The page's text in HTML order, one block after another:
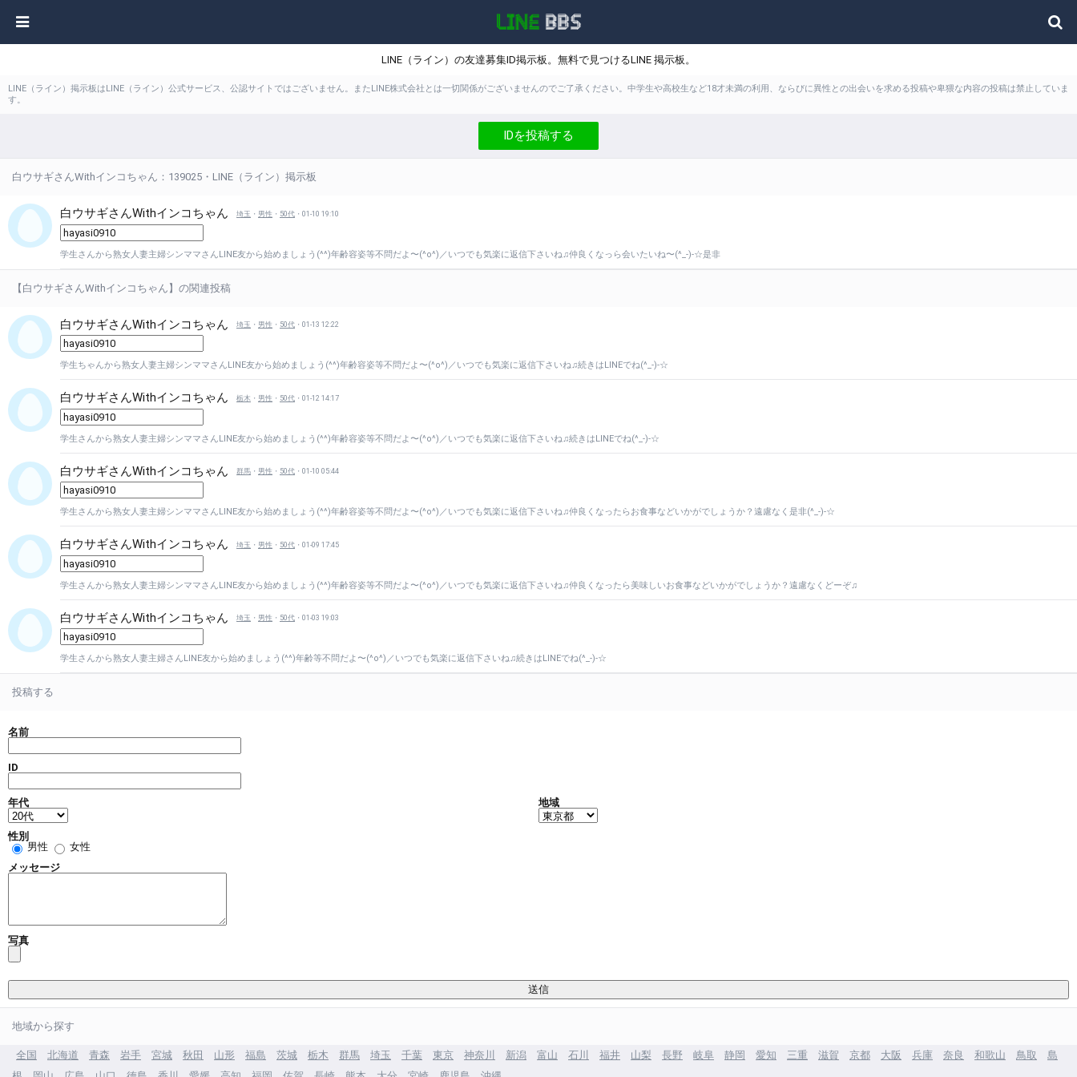
LINE（ライン）の友達募集ID掲示板。無料で見つけるLINE 掲示板。
LINE（ライン）掲示板はLINE（ライン）公式サービス、公認サイトではございません。またLINE株式会社とは一切関係がございませんのでご了承ください。中学生や高校生など18才未満の利用、ならびに異性との出会いを求める投稿や卑猥な内容の投稿は禁止していま
す。
IDを投稿する
白ウサギさんWithインコちゃん：139025・LINE（ライン）掲示板
白ウサギさんWithインコちゃん 埼玉 ・ 男性 ・ 50代 ・01-10 19:10
学生さんから熟女人妻主婦シンママさんLINE友から始めましょう(^^)年齢容姿等不問だよ〜(^o^)／いつでも気楽に返信下さいね♫仲良くなっら会いたいね〜(^_-)-☆是非
【白ウサギさんWithインコちゃん】の関連投稿
白ウサギさんWithインコちゃん 埼玉 ・ 男性 ・ 50代 ・01-13 12:22
学生ちゃんから熟女人妻主婦シンママさんLINE友から始めましょう(^^)年齢容姿等不問だよ〜(^o^)／いつでも気楽に返信下さいね♫続きはLINEでね(^_-)-☆
白ウサギさんWithインコちゃん 栃木 ・ 男性 ・ 50代 ・01-12 14:17
学生さんから熟女人妻主婦シンママさんLINE友から始めましょう(^^)年齢容姿等不問だよ〜(^o^)／いつでも気楽に返信下さいね♫続きはLINEでね(^_-)-☆
白ウサギさんWithインコちゃん 群馬 ・ 男性 ・ 50代 ・01-10 05:44
学生さんから熟女人妻主婦シンママさんLINE友から始めましょう(^^)年齢容姿等不問だよ〜(^o^)／いつでも気楽に返信下さいね♫仲良くなったらお食事などいかがでしょうか？遠慮なく是非(^_-)-☆
白ウサギさんWithインコちゃん 埼玉 ・ 男性 ・ 50代 ・01-09 17:45
学生さんから熟女人妻主婦シンママさんLINE友から始めましょう(^^)年齢容姿等不問だよ〜(^o^)／いつでも気楽に返信下さいね♫仲良くなったら美味しいお食事などいかがでしょうか？遠慮なくどーぞ♫
白ウサギさんWithインコちゃん 埼玉 ・ 男性 ・ 50代 ・01-03 19:03
学生さんから熟女人妻主婦さんLINE友から始めましょう(^^)年齢等不問だよ〜(^o^)／いつでも気楽に返信下さいね♫続きはLINEでね(^_-)-☆
投稿する
名前
ID
年代 地域
性別
男性
女性
メッセージ
写真
地域から探す
全国 北海道 青森 岩手 宮城 秋田 山形 福島 茨城 栃木 群馬 埼玉 千葉 東京 神奈川 新潟 富山 石川 福井 山梨 長野 岐阜 静岡 愛知 三重 滋賀 京都 大阪 兵庫 奈良 和歌山 鳥取
島